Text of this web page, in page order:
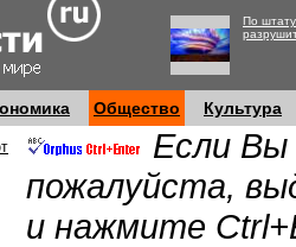
По
Общество Культура
Если Вы
пожалуйста,
и нажмите